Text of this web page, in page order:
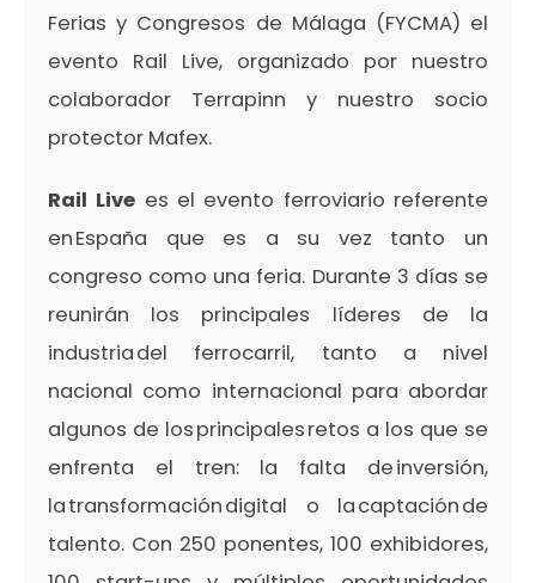
Ferias y Congresos de Málaga (FYCMA) el
evento Rail Live, organizado por nuestro
colaborador Terrapinn y nuestro socio
protector Mafex.
Rail Live es el evento ferroviario referente
en España que es a su vez tanto un
congreso como una feria. Durante 3 días se
reunirán los principales líderes de la
industria del ferrocarril, tanto a nivel
nacional como internacional para abordar
algunos de los principales retos a los que se
enfrenta el tren: la falta de inversión,
la transformación digital o la captación de
talento. Con 250 ponentes, 100 exhibidores,